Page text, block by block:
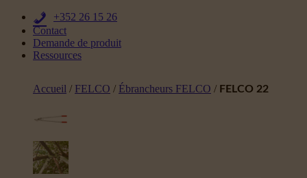
+352 26 15 26
Contact
Demande de produit
Ressources
Accueil / FELCO / Ébrancheurs FELCO / FELCO 22